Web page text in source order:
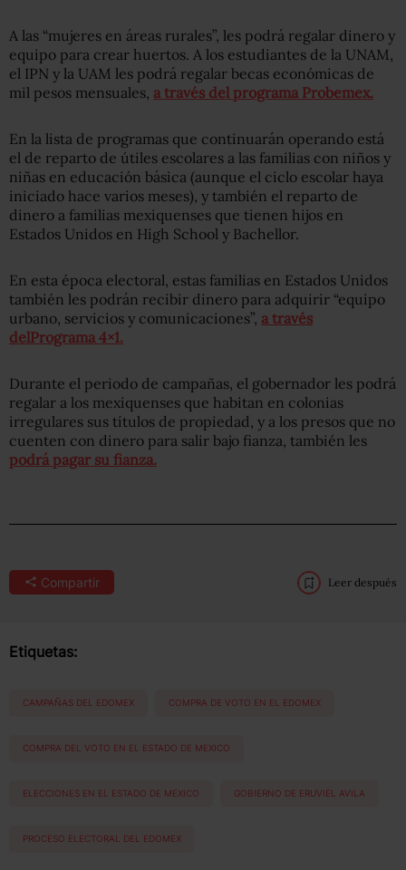
A las “mujeres en áreas rurales”, les podrá regalar dinero y
equipo para crear huertos. A los estudiantes de la UNAM,
el IPN y la UAM les podrá regalar becas económicas de
mil pesos mensuales, a través del programa Probemex.
En la lista de programas que continuarán operando está
el de reparto de útiles escolares a las familias con niños y
niñas en educación básica (aunque el ciclo escolar haya
iniciado hace varios meses), y también el reparto de
dinero a familias mexiquenses que tienen hijos en
Estados Unidos en High School y Bachellor.
En esta época electoral, estas familias en Estados Unidos
también les podrán recibir dinero para adquirir “equipo
urbano, servicios y comunicaciones”, a través
delPrograma 4×1.
Durante el periodo de campañas, el gobernador les podrá
regalar a los mexiquenses que habitan en colonias
irregulares sus títulos de propiedad, y a los presos que no
cuenten con dinero para salir bajo fianza, también les
podrá pagar su fianza.
Compartir Leer después
Etiquetas:
CAMPAÑAS DEL EDOMEX COMPRA DE VOTO EN EL EDOMEX
COMPRA DEL VOTO EN EL ESTADO DE MEXICO
ELECCIONES EN EL ESTADO DE MEXICO GOBIERNO DE ERUVIEL AVILA
PROCESO ELECTORAL DEL EDOMEX